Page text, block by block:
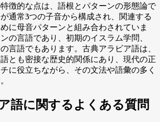
徴的な点は、語根とパターンの形態論で
通常3つの子音から構成され、関連する
に母音パターンと組み合わされていま
の言語であり、初期のイスラム学問、
言語でもあります。古典アラビア語は、
とも密接な歴史的関係にあり、現代の正
に役立ちながら、その文法や語彙の多く
語に関するよくある質問